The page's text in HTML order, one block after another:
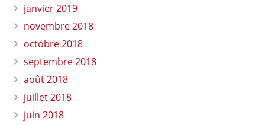
janvier 2019
novembre 2018
octobre 2018
septembre 2018
août 2018
juillet 2018
juin 2018